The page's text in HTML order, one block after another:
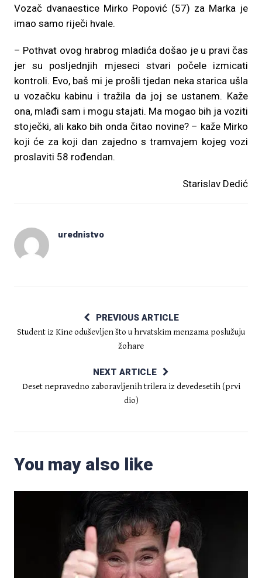
Vozač dvanaestice Mirko Popović (57) za Marka je
imao samo riječi hvale.
– Pothvat ovog hrabrog mladića došao je u pravi čas
jer su posljednjih mjeseci stvari počele izmicati
kontroli. Evo, baš mi je prošli tjedan neka starica ušla
u vozačku kabinu i tražila da joj se ustanem. Kaže
ona, mlađi sam i mogu stajati. Ma mogao bih ja voziti
stoječki, ali kako bih onda čitao novine? – kaže Mirko
koji će za koji dan zajedno s tramvajem kojeg vozi
proslaviti 58 rođendan.
Starislav Dedić
urednistvo
PREVIOUS ARTICLE
Student iz Kine oduševljen što u hrvatskim menzama poslužuju
žohare
NEXT ARTICLE
Deset nepravedno zaboravljenih trilera iz devedesetih (prvi
dio)
You may also like